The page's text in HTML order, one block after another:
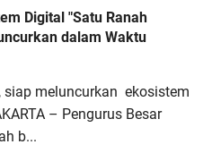
Digital "Satu Ranah
dalam Waktu
siap meluncurkan ekosistem
– Pengurus Besar
b...